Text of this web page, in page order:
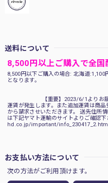
送料について
8,500円以上ご購入で全国
8,500円以下ご購入の場合: 北海道
となります。
【重要】2023/6/1よりお届け先
運賃が発生します。また追加運賃は商
から請求させいただきます。 送先住所
は下記ヤマト運輸のサイトよりご確認
hd.co.jp/important/info_230417_2.html
お支払い方法について
次の方法がご利用頂けます。